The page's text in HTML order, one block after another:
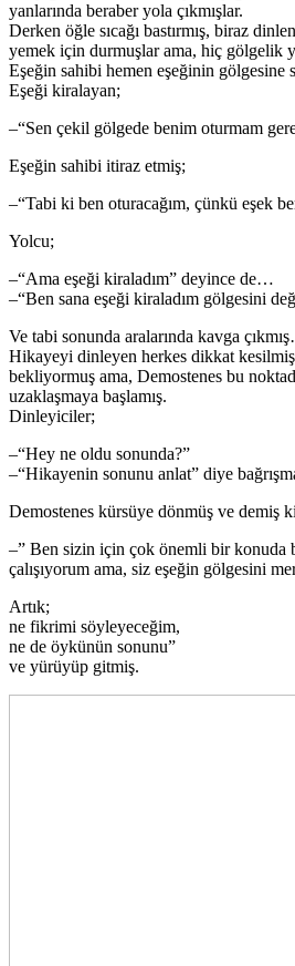
yanlarında beraber yola çıkmışlar.
Derken öğle sıcağı bastırmış, biraz
yemek için durmuşlar ama, hiç gölgelik
Eşeğin sahibi hemen eşeğinin gölgesine
Eşeği kiralayan;
–“Sen çekil gölgede benim oturmam
Eşeğin sahibi itiraz etmiş;
–“Tabi ki ben oturacağım, çünkü eşek
Yolcu;
–“Ama eşeği kiraladım” deyince de…
–“Ben sana eşeği kiraladım gölgesini
Ve tabi sonunda aralarında kavga
Hikayeyi dinleyen herkes dikkat
bekliyormuş ama, Demostenes bu
uzaklaşmaya başlamış.
Dinleyiciler;
–“Hey ne oldu sonunda?”
–“Hikayenin sonunu anlat” diye
Demostenes kürsüye dönmüş ve demiş
–” Ben sizin için çok önemli bir konuda
çalışıyorum ama, siz eşeğin gölgesini
Artık;
ne fikrimi söyleyeceğim,
ne de öykünün sonunu”
ve yürüyüp gitmiş.